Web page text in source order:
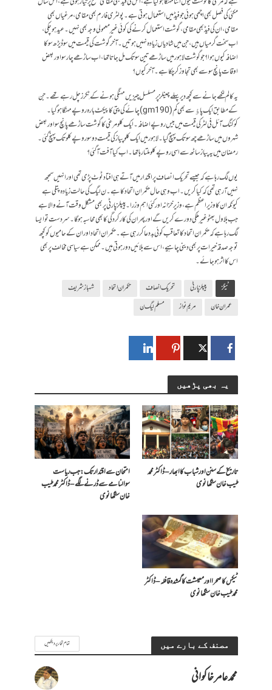
مکئی کی فصل بھی اچھی ہوئی جو فیڈ میں استعمال ہوتی ہے ۔ پولٹری فارم بھی مقامی، مرغیاں بھی
مقامی،ان کی فیڈ بھی مقامی،گوشت استعمال کرنے کی کوئی غیر معمولی وجہ بھی نہیں۔ عید ہوچکی،
اب سخت گرمیاں ہیں، جن میں شادیاں زیادہ نہیں ہوتیں۔ آخر گوشت کی قیمت میں سو ڈیڑھ سو کا
اضافہ کیوں ہوا؟ جو گوشت لاہور میں ساڑھے تین سو تک مل جاتا تھا، اب ساڑھے چار سو اور بعض
اوقات پانچ سو سے بھی تجاوز کر چکا ہے۔ آخر کیوں ؟
یہ کالم لکھے جانے سے کچھ دیر پہلے چینلز پر مسلسل چیزیں مہنگی ہونے کے ٹِکرز چل رہے تھے۔ جن
کے مطابق ایک پاﺅ سے بھی کم (190 gm) چائے کی پتی کا پیکٹ بارہ روپے مہنگا ہوگیا۔
کوکنگ آئل فی لٹر کی قیمت میں بیس روپے اضافہ۔ایک کلو مرغی کا گوشت ساڑھے پانچ سو اور بعض
شہروں میں ساڑھے چھ سو تک پہنچ گیا۔لاہور میں ایک کلو پیاز کی قیمت دو سو روپے کلو تک پہنچ گئی۔
رمضان میں یہ پیاز ساٹھ سے اسی روپے کلو ملتا رہا تھا۔ اب کیا آفت آگئی ؟
یوں لگ رہا ہے کہ جیسے تحریک انصاف پر اقتدار میں آتے ہی افتاد ٹوٹ پڑی تھی اور انہیں سمجھ
نہیں آ رہی تھی کہ کیا کریں۔ اب وہی حال حکمران اتحاد کا ہے۔ ن لیگ کی حالت زیادہ پتلی ہے
کیونکہ ان کا وزیراعظم ہے، وزیرخزانہ اور کئی اہم وزرا۔ پیپلزپارٹی پر بھی مشکل وقت آنے والا ہے
جب بلاول بھٹو غیر ملکی دورے کریں گے اور پھر ان کی کارکردگی کا بھی محاسبہ ہوگا۔ سردست تو ایسا
لگ رہا ہے کہ حکمران اتحاد کا تعاقب کوئی بددعا کر رہی ہے۔ حکمران اتحاد اور ان کے حامیوں کو کچھ
توجہ صدقہ خیرات پر بھی دینی چاہیے ، اس سے بلائیں دور ہوتی ہیں۔ ممکن ہے سیاسی مخالف پر بھی
اس کا اثر ہوجائے۔
ٹیگز پیپلزپارٹی تحریک انصاف حکمران اتحاد
شہباز شریف
عمران خان
مریم نواز مسلم لیگ ن
یہ بھی پڑھیں
تاریخ کے سنن اور شباب کا ابھار – ڈاکٹر محمد
طیب خان سنگھانوی
امتحان سے اقتدار تک: جب ریاست
سوالنامے سے ڈرنے لگے – ڈاکٹر محمد طیب
خان سنگھانوی
ٹیکس کا صحرا اور معیشت کا گمشدہ قافلہ – ڈاکٹر
محمد طیب خان سنگھانوی
مصنف کے بارے میں تمام تحاریر دیکھیں
محمد عامر خاکوانی